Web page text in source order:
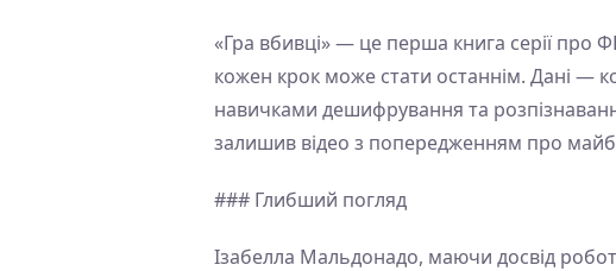
«Гра вбивці» — це перша книга серії про
кожен крок може стати останнім. Дані —
навичками дешифрування та
залишив відео з попередженням про
### Глибший погляд
Ізабелла Мальдонадо, маючи досвід